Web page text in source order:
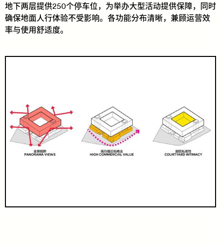
地下两层提供250个停车位，为举办大型活动提供保障，同时
确保地面人行体验不受影响。各功能分布清晰，兼顾运营效
率与使用舒适度。